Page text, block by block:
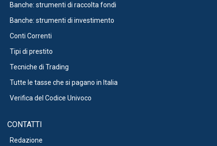
Banche: strumenti di raccolta fondi
Banche: strumenti di investimento
Conti Correnti
Tipi di prestito
Tecniche di Trading
Tutte le tasse che si pagano in Italia
Verifica del Codice Univoco
CONTATTI
Redazione